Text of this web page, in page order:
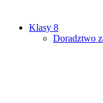
Klasy 8
Doradztwo